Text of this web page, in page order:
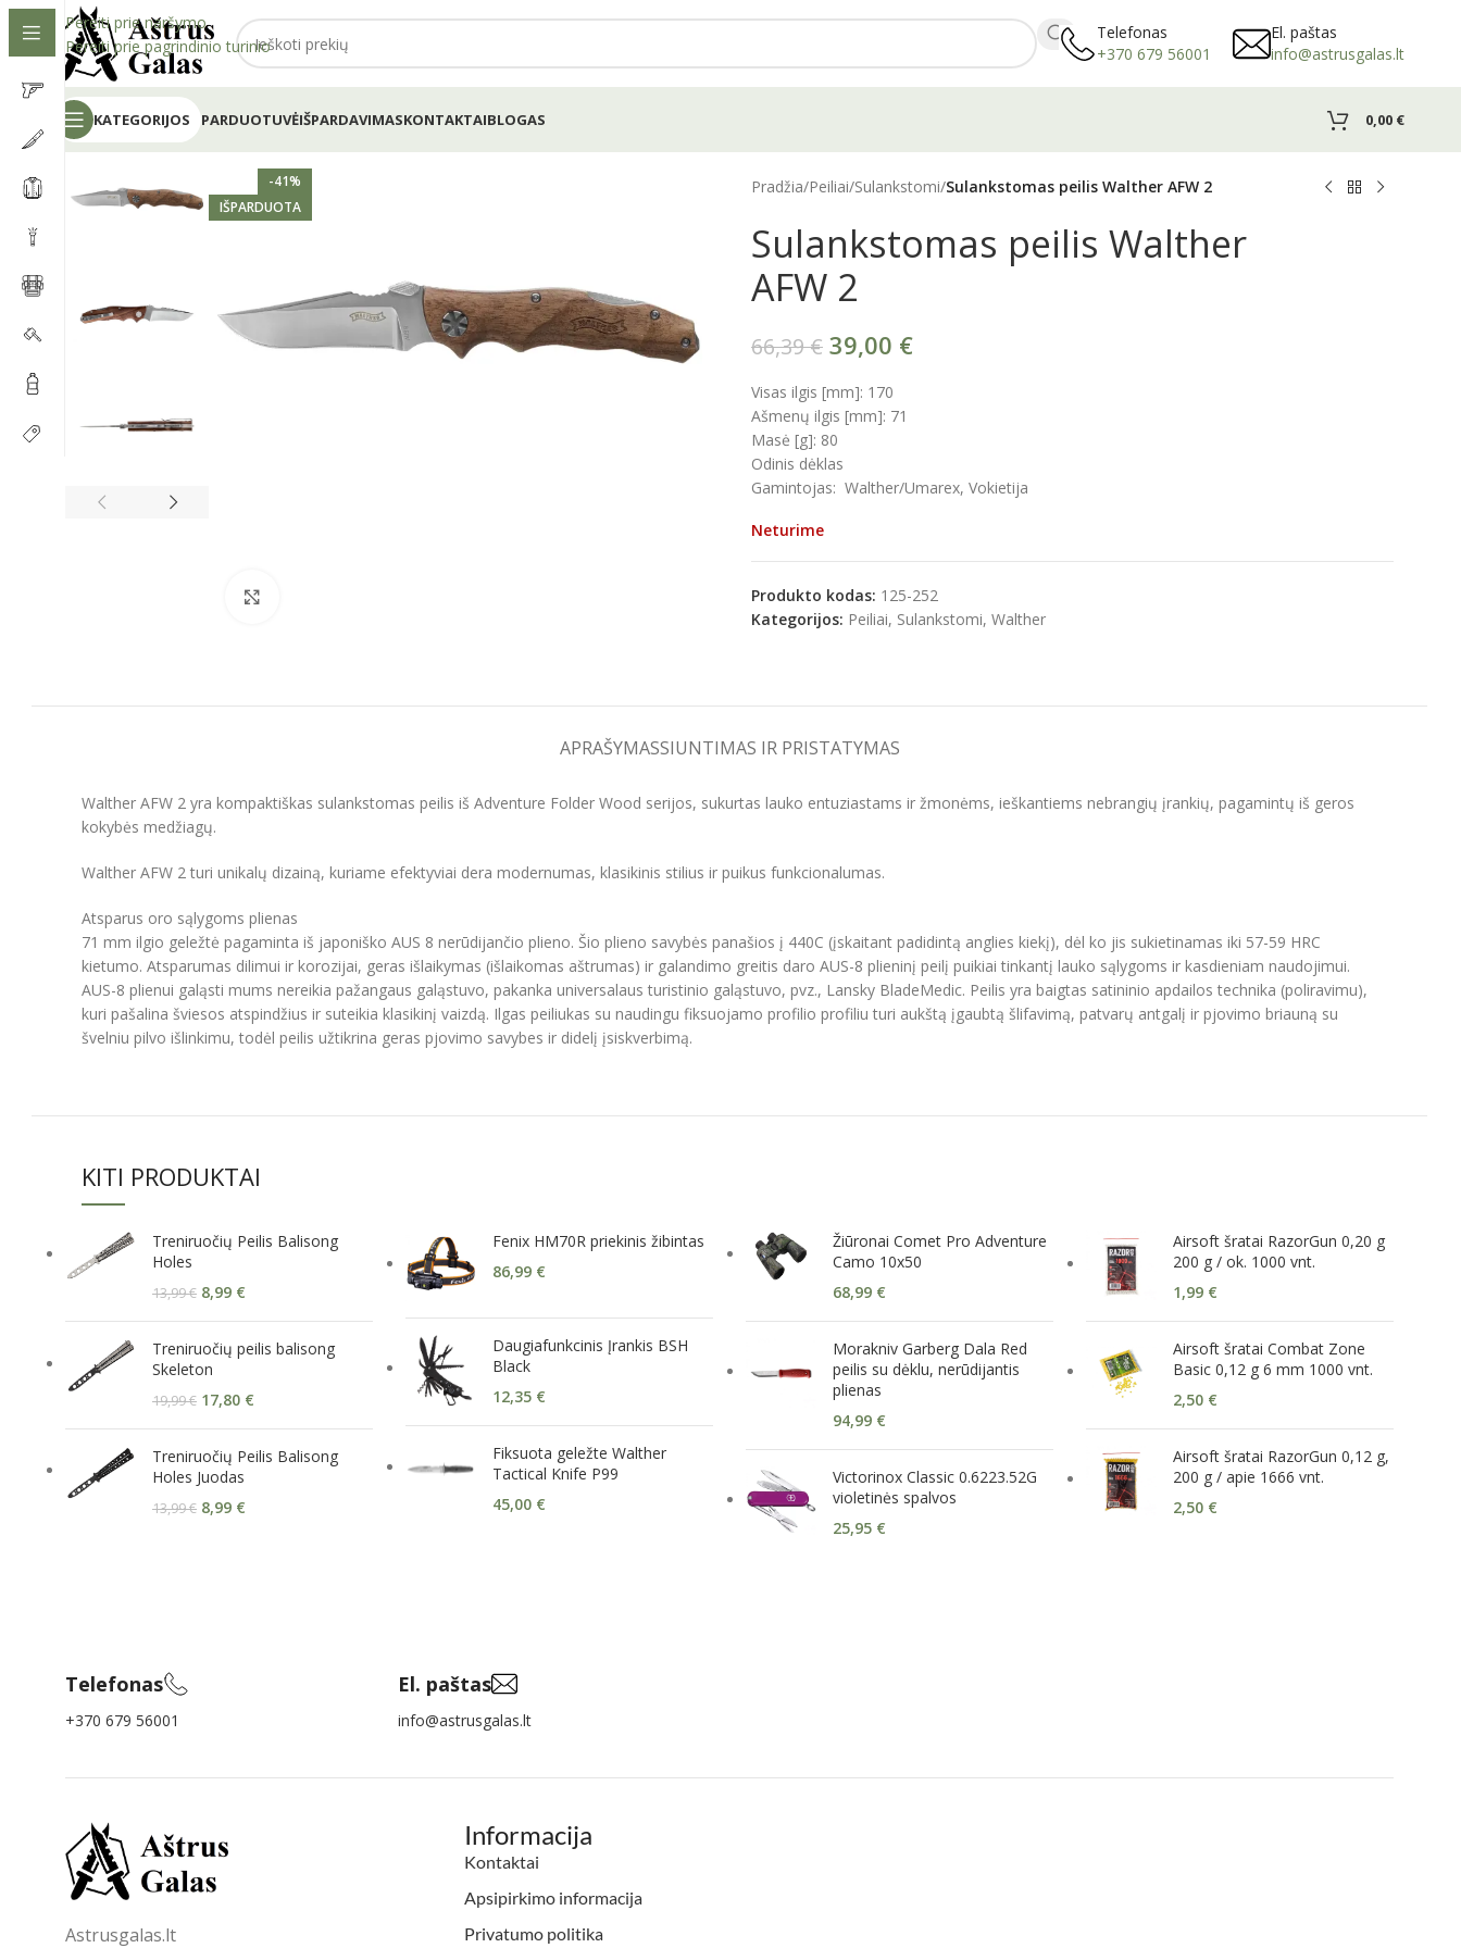
Pereiti prie naršymo
Pereiti prie pagrindinio turinio
Telefonas
+370 679 56001
El. paštas
info@astrusgalas.lt
KATEGORIJOS PARDUOTUVĖIŠPARDAVIMASKONTAKTAIBLOGAS 0,00 €
-41%
IŠPARDUOTA
Pradžia/Peiliai/Sulankstomi/Sulankstomas peilis Walther AFW 2
Sulankstomas peilis Walther
AFW 2
66,39€ 39,00 €
Visas ilgis [mm]: 170
Ašmenų ilgis [mm]: 71
Masė [g]: 80
Odinis dėklas
Gamintojas: Walther/Umarex, Vokietija
Neturime
Produkto kodas: 125-252
Kategorijos: Peiliai, Sulankstomi, Walther
APRAŠYMASSIUNTIMAS IR PRISTATYMAS
Walther AFW 2 yra kompaktiškas sulankstomas peilis iš Adventure Folder Wood serijos, sukurtas lauko entuziastams ir žmonėms, ieškantiems nebrangių įrankių, pagamintų iš geros
kokybės medžiagų.
Walther AFW 2 turi unikalų dizainą, kuriame efektyviai dera modernumas, klasikinis stilius ir puikus funkcionalumas.
Atsparus oro sąlygoms plienas
71 mm ilgio geležtė pagaminta iš japoniško AUS 8 nerūdijančio plieno. Šio plieno savybės panašios į 440C (įskaitant padidintą anglies kiekį), dėl ko jis sukietinamas iki 57-59 HRC
kietumo. Atsparumas dilimui ir korozijai, geras išlaikymas (išlaikomas aštrumas) ir galandimo greitis daro AUS-8 plieninį peilį puikiai tinkantį lauko sąlygoms ir kasdieniam naudojimui.
AUS-8 plienui galąsti mums nereikia pažangaus galąstuvo, pakanka universalaus turistinio galąstuvo, pvz., Lansky BladeMedic. Peilis yra baigtas satininio apdailos technika (poliravimu),
kuri pašalina šviesos atspindžius ir suteikia klasikinį vaizdą. Ilgas peiliukas su naudingu fiksuojamo profilio profiliu turi aukštą įgaubtą šlifavimą, patvarų antgalį ir pjovimo briauną su
švelniu pilvo išlinkimu, todėl peilis užtikrina geras pjovimo savybes ir didelį įsiskverbimą.
KITI PRODUKTAI
Treniruočių Peilis Balisong
Holes
13,99€ 8,99 €
Treniruočių peilis balisong
Skeleton
19,99€ 17,80 €
Treniruočių Peilis Balisong
Holes Juodas
13,99€ 8,99 €
Fenix HM70R priekinis žibintas
86,99 €
Daugiafunkcinis Įrankis BSH
Black
12,35 €
Fiksuota geležte Walther
Tactical Knife P99
45,00 €
Žiūronai Comet Pro Adventure
Camo 10x50
68,99 €
Morakniv Garberg Dala Red
peilis su dėklu, nerūdijantis
plienas
94,99 €
Victorinox Classic 0.6223.52G
violetinės spalvos
25,95 €
Airsoft šratai RazorGun 0,20 g
200 g / ok. 1000 vnt.
1,99 €
Airsoft šratai Combat Zone
Basic 0,12 g 6 mm 1000 vnt.
2,50 €
Airsoft šratai RazorGun 0,12 g,
200 g / apie 1666 vnt.
2,50 €
Telefonas
+370 679 56001
El. paštas
info@astrusgalas.lt
Astrusgalas.lt
Informacija
Kontaktai
Apsipirkimo informacija
Privatumo politika